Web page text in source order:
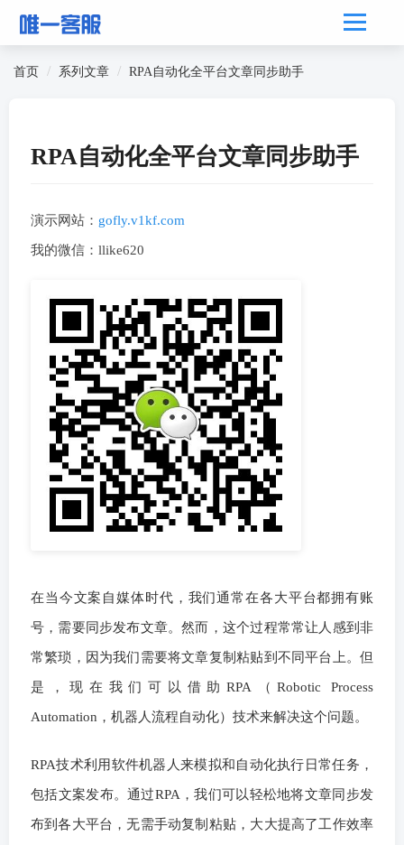
首页 系列文章 RPA自动化全平台文章同步助手
RPA自动化全平台文章同步助手
演示网站： gofly.v1kf.com
我的微信：llike620
在当今文案自媒体时代，我们通常在各大平台都拥有账
号，需要同步发布文章。然而，这个过程常常让人感到非
常繁琐，因为我们需要将文章复制粘贴到不同平台上。但
是，现在我们可以借助RPA（Robotic Process
Automation，机器人流程自动化）技术来解决这个问题。
RPA技术利用软件机器人来模拟和自动化执行日常任务，
包括文案发布。通过RPA，我们可以轻松地将文章同步发
布到各大平台，无需手动复制粘贴，大大提高了工作效率